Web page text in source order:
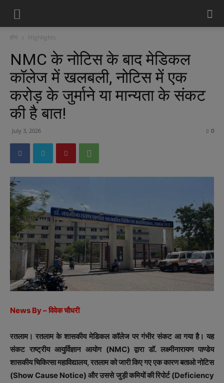
होम Highlights
NMC के नोटिस के बाद मेडिकल
कॉलेज में खलबली, नोटिस में एक
करोड़ के जुर्माने या मान्यता के संकट
की है बात!
July 3, 2026 0
News By – विवेक चौधरी
रतलाम। रतलाम के शासकीय मेडिकल कॉलेज पर गंभीर संकट आ गया है। यह
संकट राष्ट्रीय आयुर्विज्ञान आयोग (NMC) द्वारा डॉ. लक्ष्मीनारायण पाण्डेय
शासकीय चिकित्सा महाविद्यालय, रतलाम को जारी किए गए एक कारण बताओ नोटिस
(Show Cause Notice) और उससे जुड़ी कमियों की रिपोर्ट (Deficiency